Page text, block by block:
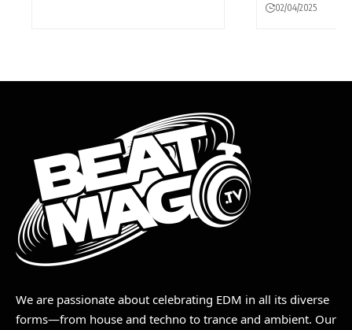
02/04/2025
We are passionate about celebrating EDM in all its diverse
forms—from house and techno to trance and ambient. Our